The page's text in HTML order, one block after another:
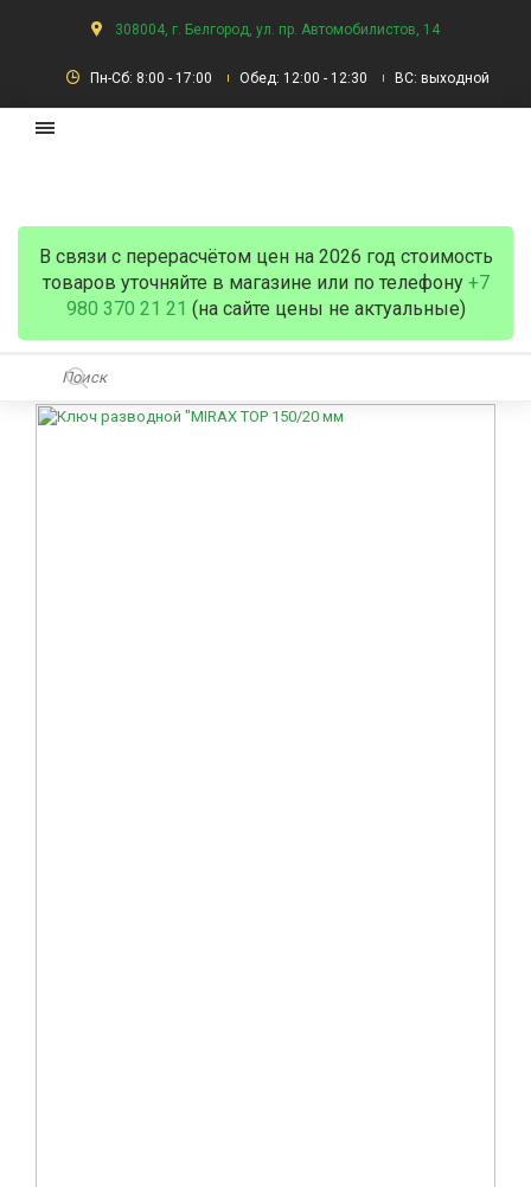
308004, г. Белгород, ул. пр. Автомобилистов, 14
Пн-Сб: 8:00 - 17:00 Обед: 12:00 - 12:30 ВС: выходной
В связи с перерасчётом цен на 2026 год стоимость
товаров уточняйте в магазине или по телефону +7
980 370 21 21 (на сайте цены не актуальные)